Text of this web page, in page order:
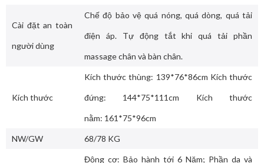
Cài đặt an toàn
người dùng
Chế độ bảo vệ quá nóng, quá dòng, quá tải
điện áp. Tự động tắt khi quá tải phần
massage chân và bàn chân.
Kích thước
Kích thước thùng: 139*76*86cm Kích thước
đứng: 144*75*111cm Kích thước
nằm: 161*75*96cm
NW/GW 68/78 KG
Động cơ: Bảo hành tới 6 Năm; Phần da và